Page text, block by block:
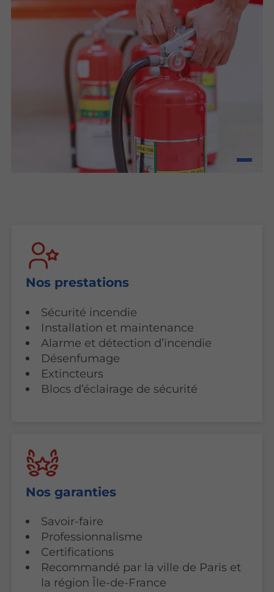
Nos prestations
Sécurité incendie
Installation et maintenance
Alarme et détection d’incendie
Désenfumage
Extincteurs
Blocs d’éclairage de sécurité
Nos garanties
Savoir-faire
Professionnalisme
Certifications
Recommandé par la ville de Paris et
la région Île-de-France